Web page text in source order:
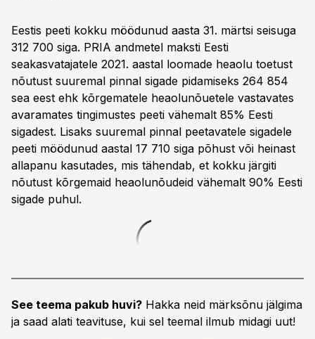
Eestis peeti kokku möödunud aasta 31. märtsi seisuga
312 700 siga. PRIA andmetel maksti Eesti
seakasvatajatele 2021. aastal loomade heaolu toetust
nõutust suuremal pinnal sigade pidamiseks 264 854
sea eest ehk kõrgematele heaolunõuetele vastavates
avaramates tingimustes peeti vähemalt 85% Eesti
sigadest. Lisaks suuremal pinnal peetavatele sigadele
peeti möödunud aastal 17 710 siga põhust või heinast
allapanu kasutades, mis tähendab, et kokku järgiti
nõutust kõrgemaid heaolunõudeid vähemalt 90% Eesti
sigade puhul.
See teema pakub huvi? Hakka neid märksõnu jälgima
ja saad alati teavituse, kui sel teemal ilmub midagi uut!